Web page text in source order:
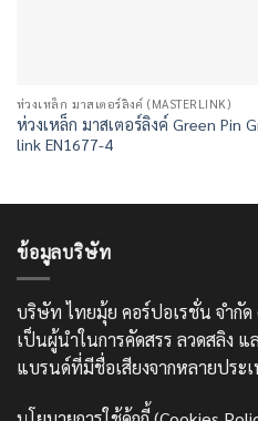
ห่วงเหล็ก มาสเตอร์ลิงค์ (MASTERLINK)
ห่วงเหล็ก มาสเตอร์ลิงค์ Green Pin
link EN1677-4
ข้อมูลบริษัท
บริษัท ไทยมุ้ย คอร์ปอเรชั่น จำกั
เป็นผู้นำในการคัดสรร ลวดสลิง
แบรนด์ที่มีชื่อเสียงจากหลายประ